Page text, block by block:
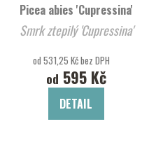
Picea abies 'Cupressina'
Smrk ztepilý 'Cupressina'
od 531,25 Kč bez DPH
od 595 Kč
DETAIL